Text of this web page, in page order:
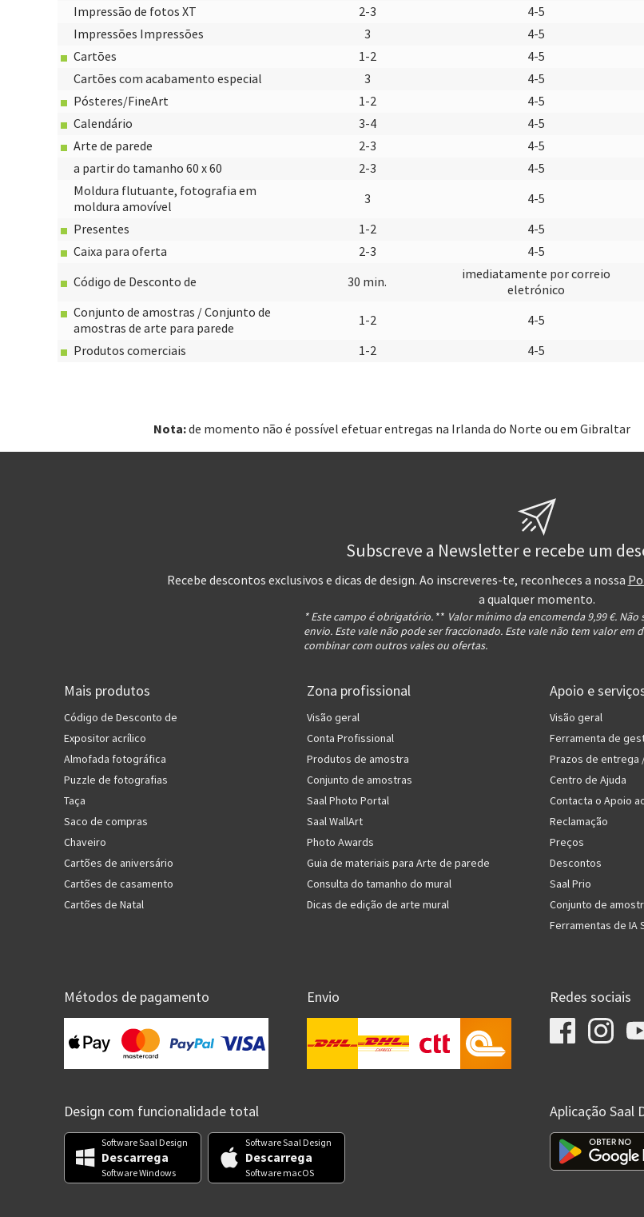
Impressão de fotos XT
2-3 4-5
Impressões Impressões
3 4-5
Cartões
1-2 4-5
Cartões com acabamento especial
3 4-5
Pósteres/FineArt
1-2 4-5
Ca­len­dá­ri­o
3-4 4-5
Arte de parede
2-3 4-5
a partir do tamanho 60 x 60
2-3 4-5
Moldura flutuante, fotografia em
moldura amovível
3 4-5
Presentes
1-2 4-5
Caixa para oferta
2-3 4-5
Código de Desconto de
30 min.
imediatamente por correio
eletrónico
Conjunto de amostras / Conjunto de
amostras de arte para parede
1-2 4-5
Produtos comerciais
1-2 4-5
Nota:de momento não é possível efetuar entregas na Irlanda do Norte ou em Gibraltar
Subscreve a Newsletter e recebe um
Recebe descontos exclusivos e dicas de design. Ao inscreveres-te, reconheces a nossa
a qualquer momento.
* Este campo é obrigatório. ** Valor mínimo da encomenda 9,99 €. Não
envio. Este vale não pode ser fraccionado. Este vale não tem valor em
combinar com outros vales ou ofertas.
Mais produtos
Código de Desconto de
Expositor acrílico
Almofada fotográfica
Puzzle de fotografias
Taça
Saco de compras
Chaveiro
Cartões de aniversário
Cartões de casamento
Cartões de Natal
Zona profissional
Visão geral
Conta Profissional
Produtos de amostra
Conjunto de amostras
Saal Photo Portal
Saal WallArt
Photo Awards
Guia de materiais para Arte de parede
Consulta do tamanho do mural
Dicas de edição de arte mural
Apoio e
Visão geral
Ferramenta de
Prazos de entrega
Centro de Ajuda
Contacta o Apoio
Reclamação
Preços
Descontos
Saal Prio
Conjunto de
Ferramentas de IA
Métodos de pagamento Envio Redes sociais
Design com funcionalidade total
Software Saal Design
Descarrega
Software Windows
Software Saal Design
Descarrega
Software macOS
Aplicação Saal